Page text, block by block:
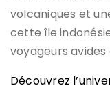
volcaniques et
cette île
voyageurs
Découvrez